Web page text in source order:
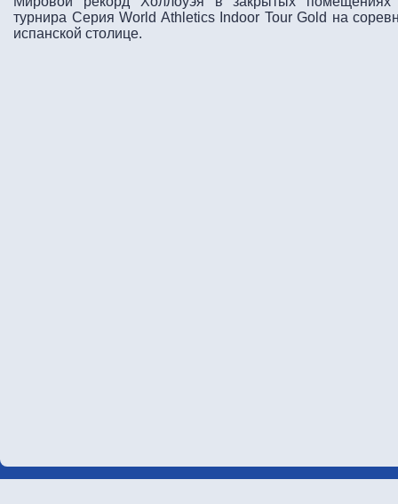
турнира Серия World Athletics Indoor Tour Gold на
испанской столице.